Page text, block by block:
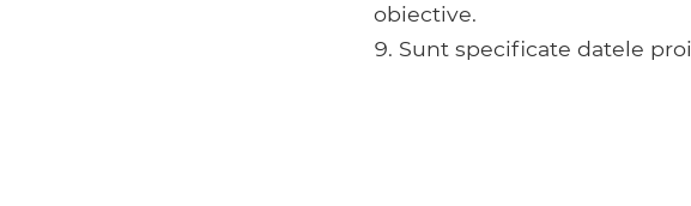
obiective.
Sunt specificate datele